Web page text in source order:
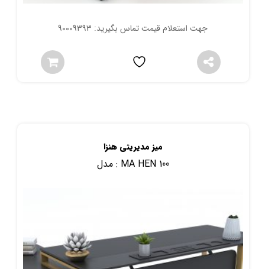
جهت استعلام قیمت تماس بگیرید: 90009393
میز مدیریتی هنزا
مدل : MA HEN 100